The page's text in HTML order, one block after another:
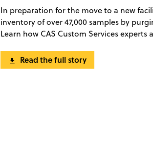
In preparation for the move to a new
inventory of over 47,000 samples by
Learn how CAS Custom Services
Read the full story